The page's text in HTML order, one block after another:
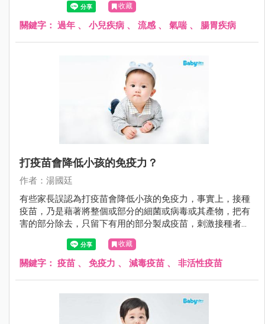
收藏
關鍵字： 過年 、 小兒疾病 、 流感 、 氣喘、 腸胃疾病
打疫苗會降低小孩的免疫力？
作者：湯國廷
有些家長誤認為打疫苗會降低小孩的免疫力，事實上，接種
疫苗，乃是藉著將整個或部分的細菌或病毒或其產物，把有
害的部分除去，只留下有用的部分製成疫苗，刺激接種者的
免疫系統，使接種者自己能產生危險性低卻類似自染感染的
免疫反應，也就是產生保護力（主動免疫）。 不可否認的，
預防重於治療。尤其對於傳染病，注射疫苗是抵抗傳染病最
收藏
關鍵字： 疫苗 、 免疫力 、 減毒疫苗 、 非活性疫苗